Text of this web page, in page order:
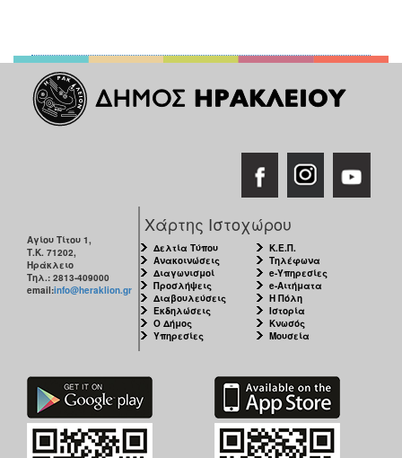
Αγίου Τίτου 1,
Τ.Κ. 71202,
Ηράκλειο
Τηλ.: 2813-409000
email:info@heraklion.gr
Χάρτης Ιστοχώρου
Δελτία Τύπου
Ανακοινώσεις
Διαγωνισμοί
Προσλήψεις
Διαβουλεύσεις
Εκδηλώσεις
Ο Δήμος
Υπηρεσίες
Κ.Ε.Π.
Τηλέφωνα
e-Υπηρεσίες
e-Αιτήματα
Η Πόλη
Ιστορία
Κνωσός
Μουσεία